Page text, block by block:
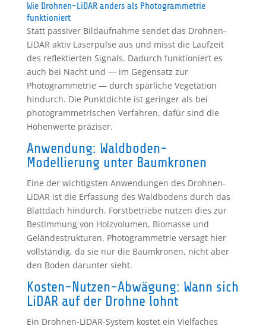
Wie Drohnen-LiDAR anders als Photogrammetrie
funktioniert
Statt passiver Bildaufnahme sendet das Drohnen-
LiDAR aktiv Laserpulse aus und misst die Laufzeit
des reflektierten Signals. Dadurch funktioniert es
auch bei Nacht und — im Gegensatz zur
Photogrammetrie — durch spärliche Vegetation
hindurch. Die Punktdichte ist geringer als bei
photogrammetrischen Verfahren, dafür sind die
Höhenwerte präziser.
Anwendung: Waldboden-
Modellierung unter Baumkronen
Eine der wichtigsten Anwendungen des Drohnen-
LiDAR ist die Erfassung des Waldbodens durch das
Blattdach hindurch. Forstbetriebe nutzen dies zur
Bestimmung von Holzvolumen, Biomasse und
Geländestrukturen. Photogrammetrie versagt hier
vollständig, da sie nur die Baumkronen, nicht aber
den Boden darunter sieht.
Kosten-Nutzen-Abwägung: Wann sich
LiDAR auf der Drohne lohnt
Ein Drohnen-LiDAR-System kostet ein Vielfaches